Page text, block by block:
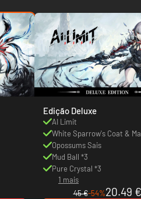
Edição Deluxe
AI Limit
White Sparrow's Coat &
Opossums Sais
Mud Ball *3
Pure Crystal *3
1 mais
45 €-54%20.49 €